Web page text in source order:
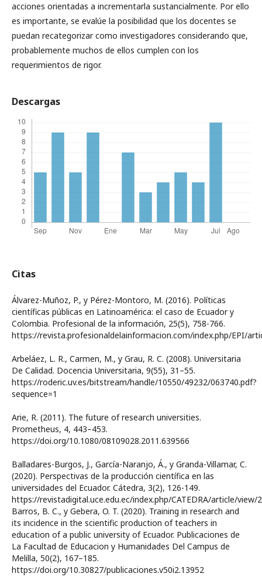
acciones orientadas a incrementarla sustancialmente. Por ello
es importante, se evalúe la posibilidad que los docentes se
puedan recategorizar como investigadores considerando que,
probablemente muchos de ellos cumplen con los
requerimientos de rigor.
Descargas
Citas
Álvarez-Muñoz, P., y Pérez-Montoro, M. (2016). Políticas
científicas públicas en Latinoamérica: el caso de Ecuador y
Colombia. Profesional de la información, 25(5), 758-766.
https://revista.profesionaldelainformacion.com/index.php/EPI/
Arbeláez, L. R., Carmen, M., y Grau, R. C. (2008). Universitaria
De Calidad. Docencia Universitaria, 9(55), 31–55.
https://roderic.uv.es/bitstream/handle/10550/49232/063740.pdf?
sequence=1
Arie, R. (2011). The future of research universities.
Prometheus, 4, 443–453.
https://doi.org/10.1080/08109028.2011.639566
Balladares-Burgos, J., García-Naranjo, Á., y Granda-Villamar, C.
(2020). Perspectivas de la producción científica en las
universidades del Ecuador. Cátedra, 3(2), 126-149.
https://revistadigital.uce.edu.ec/index.php/CATEDRA/article/view/
Barros, B. C., y Gebera, O. T. (2020). Training in research and
its incidence in the scientific production of teachers in
education of a public university of Ecuador. Publicaciones de
La Facultad de Educacion y Humanidades Del Campus de
Melilla, 50(2), 167–185.
https://doi.org/10.30827/publicaciones.v50i2.13952